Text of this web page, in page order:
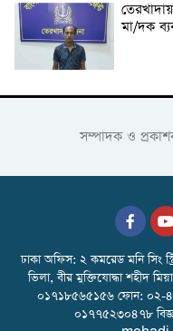
মা/দক
সম্পাদক ও
ঢাকা অফিস: ২ কমরেড মনি সিং
ভিলা, বীর মুক্তিযোদ্ধা শহীদ
০১৭১৮৫৬৫১৫৬ ফোন: ০২-
০১৭৭৫২৩০৪৭৮